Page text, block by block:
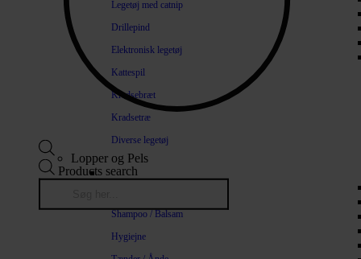
Legetøj med catnip
Drillepind
Elektronisk legetøj
Kattespil
Kradsebræt
Kradsetræ
Diverse legetøj
Lopper og Pels
Shampoo / Balsam
Hygiejne
Products search